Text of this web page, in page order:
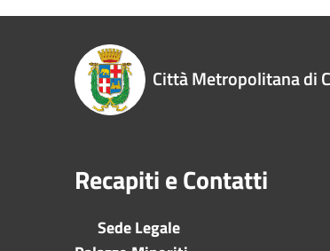
Città Metropolitana di
Recapiti e Contatti
Sede Legale